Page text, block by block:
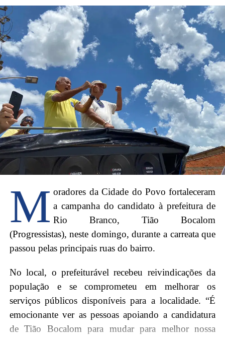
Para o eleitor Paulo Germano, a gestão de Bocalom
representará uma maior geração de emprego e renda.
“Votar em Bocalom representa mais emprego,
humildade, é ter o povo dentro da prefeitura”.
A estudante Samara Silva disse ter tomado
conhecimento sobre as propostas do candidato, e
afirmou que acredita ter “certeza que ele fará uma
ótima gestão na área da educação”.
A campanha tem contado cada vez mais com a
adesão de eleitores que saem de suas casas de forma
espontânea para buscar material e manifestar apoio.
“Essa energia positiva transmitida pelas pessoas nos
motiva a continuar acreditando. Chame seu amigo,
chame seu familiar, vamos para às urnas para votar no
número 11”, finalizou Bocalom.
M oradores da Cidade do Povo fortaleceram
a campanha do candidato à prefeitura de
Rio Branco, Tião Bocalom
(Progressistas), neste domingo, durante a carreata que
passou pelas principais ruas do bairro.
No local, o prefeiturável recebeu reivindicações da
população e se comprometeu em melhorar os
serviços públicos disponíveis para a localidade. “É
emocionante ver as pessoas apoiando a candidatura
de Tião Bocalom para mudar para melhor nossa